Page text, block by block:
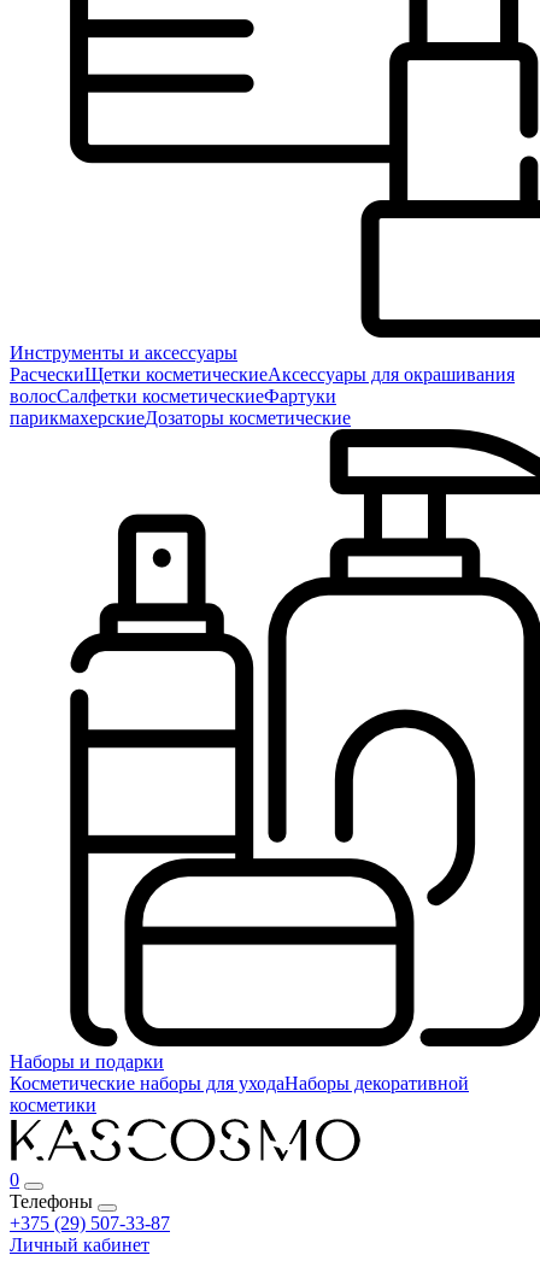
Инструменты и аксессуары
РасческиЩетки косметическиеАксессуары для окрашивания
волосСалфетки косметическиеФартуки
парикмахерскиеДозаторы косметические
Наборы и подарки
Косметические наборы для уходаНаборы декоративной
косметики
0
Телефоны
+375 (29) 507-33-87
Личный кабинет